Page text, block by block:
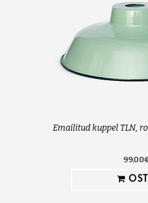
Emailitud kuppel TLN,